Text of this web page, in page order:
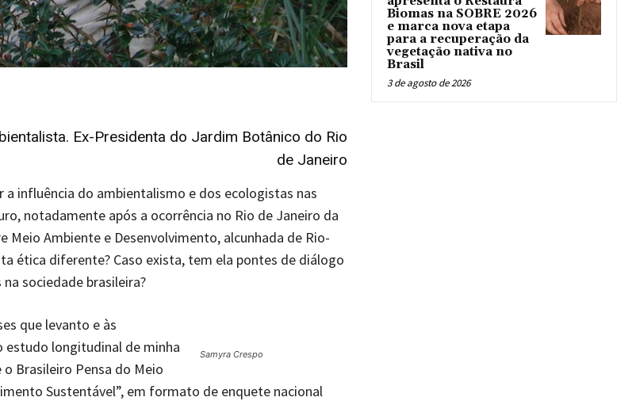
Ex-Presidenta do Jardim Botânico do Rio
de Janeiro
a influência do ambientalismo e dos ecologistas nas
notadamente após a ocorrência no Rio de Janeiro da
Meio Ambiente e Desenvolvimento, alcunhada de Rio-
ética diferente? Caso exista, tem ela pontes de diálogo
sociedade brasileira?
Samyra Crespo
que levanto e às
estudo longitudinal de minha
Brasileiro Pensa do Meio
Sustentável”, em formato de enquete nacional
Biomas na SOBRE 2026
e marca nova etapa
para a recuperação da
vegetação nativa no
Brasil
3 de agosto de 2026